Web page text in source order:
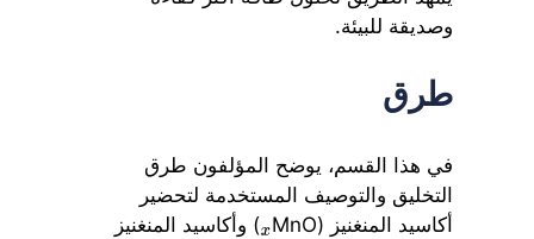
وصديقة للبيئة.
طرق
في هذا القسم، يوضح المؤلفون طرق
التخليق والتوصيف المستخدمة لتحضير
أكاسيد المنغنيز (MnO
x) وأكاسيد المنغنيز